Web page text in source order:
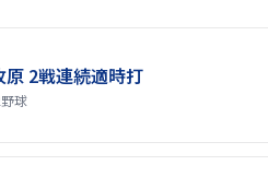
原 2戦連続適時打
野球